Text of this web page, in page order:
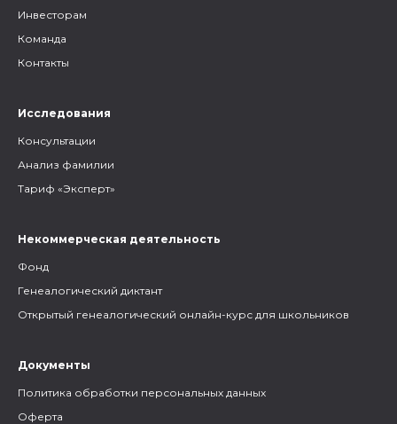
Инвесторам
Команда
Контакты
Исследования
Консультации
Анализ фамилии
Тариф «Эксперт»
Некоммерческая деятельность
Фонд
Генеалогический диктант
Открытый генеалогический онлайн-курс для школьников
Документы
Политика обработки персональных данных
Оферта